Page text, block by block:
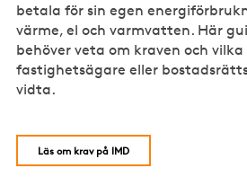
betala för sin egen
värme, el och varmvatten. Här
behöver veta om kraven och
fastighetsägare eller
vidta.
Läs om krav på IMD